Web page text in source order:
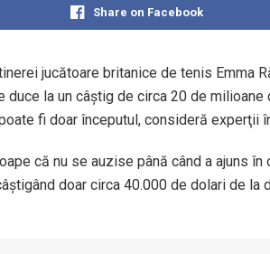
Share on Facebook
jucătoare britanice de tenis Emma
duce la un câştig de circa 20 de
fi doar începutul, consideră experţii
că nu se auzise până când a ajuns
doar circa 40.000 de dolari de la